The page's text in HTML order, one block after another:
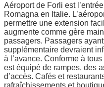
Aéroport de Forli est
Romagna en Italie.
permettre une extension
augmente comme gère
passagers. Passagers
supplémentaire devraient
à l’avance. Conforme à
est équipé de rampes, des
d’accès. Cafés et
rafraîchissements et